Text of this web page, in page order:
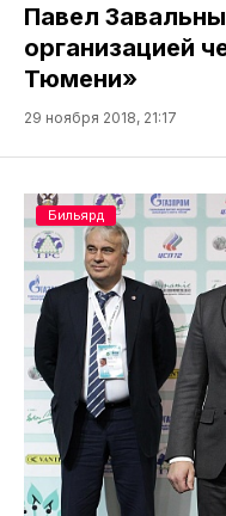
Павел
организацией
Тюмени»
29 ноября 2018, 21:17
Бильярд